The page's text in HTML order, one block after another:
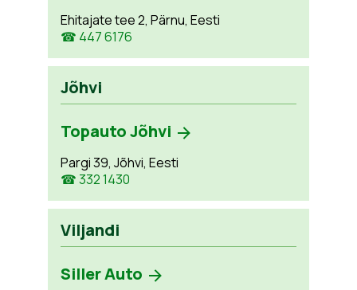
Ehitajate tee 2, Pärnu, Eesti
☎ 447 6176
Jõhvi
Topauto Jõhvi
Pargi 39, Jõhvi, Eesti
☎ 332 1430
Viljandi
Siller Auto